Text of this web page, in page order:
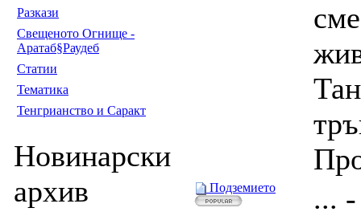
Разкази
Свещеното Огнище -
Аратаб§Раудеб
Статии
Тематика
Тенгрианство и Саракт
Новинарски
архив
Подземието
...